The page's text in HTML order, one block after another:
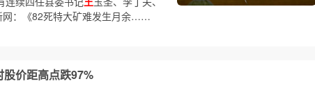
网：《82死特大矿难发生月余……
价距高点跌97%